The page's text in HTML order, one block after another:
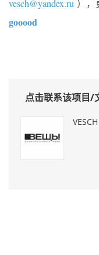
vesch@yandex.ru ），
gooood
点击联系该项目/
VESCH